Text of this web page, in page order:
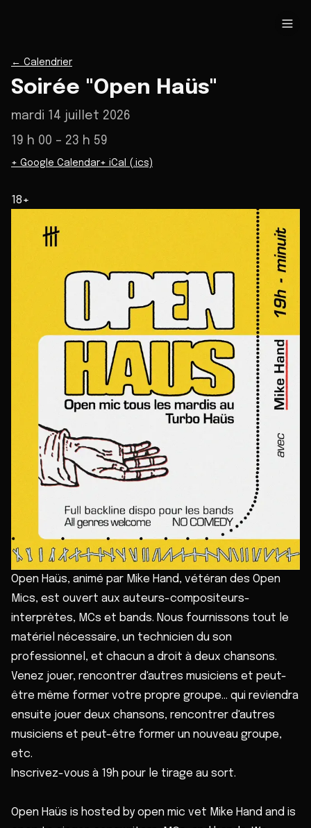
← Calendrier
Soirée "Open Haüs"
mardi 14 juillet 2026
19 h 00 – 23 h 59
+ Google Calendar+ iCal (.ics)
18+
Open Haüs, animé par Mike Hand, vétéran des Open
Mics, est ouvert aux auteurs-compositeurs-
interprètes, MCs et bands. Nous fournissons tout le
matériel nécessaire, un technicien du son
professionnel, et chacun a droit à deux chansons.
Venez jouer, rencontrer d'autres musiciens et peut-
être même former votre propre groupe… qui reviendra
ensuite jouer deux chansons, rencontrer d'autres
musiciens et peut-être former un nouveau groupe,
etc.
Inscrivez-vous à 19h pour le tirage au sort.
Open Haüs is hosted by open mic vet Mike Hand and is